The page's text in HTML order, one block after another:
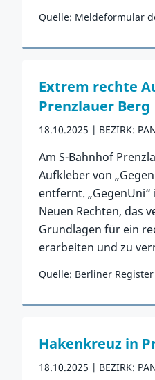
Quelle: Meldeformular
Zum Vorfall
Extrem rechte
Prenzlauer Berg
18.10.2025 BEZIRK:
Am S-Bahnhof
Aufkleber von
entfernt.
Neuen Rechten, das
Grundlagen für ein
erarbeiten und zu
Quelle: Berliner
Zum Vorfall
Hakenkreuz in
18.10.2025 BEZIRK: